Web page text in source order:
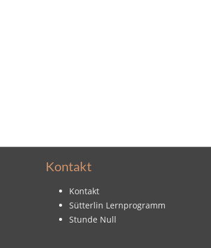
Kontakt
Kontakt
Sütterlin Lernprogramm
Stunde Null